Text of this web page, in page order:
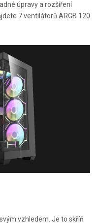
úpravy a rozšíření
7 ventilátorů ARGB 120
vzhledem. Je to skříň